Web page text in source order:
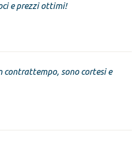
e prezzi ottimi!
contrattempo, sono cortesi e